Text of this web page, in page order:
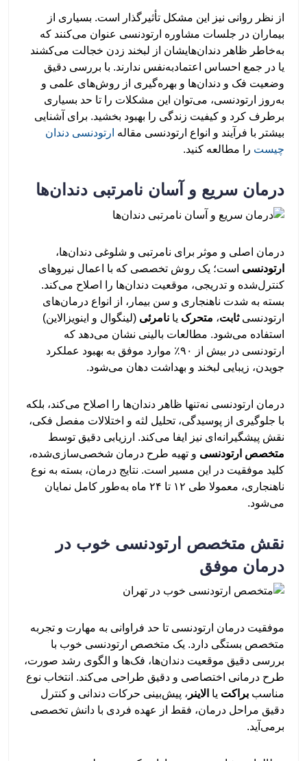
از نظر روانی نیز این مشکل تأثیرگذار است. بسیاری از
بیماران در جلسات مشاوره‌ ارتودنسی عنوان می‌کنند که
به‌خاطر ظاهر دندان‌هایشان از لبخند زدن خجالت می‌کشند
یا در جمع احساس اعتمادبه‌نفس ندارند. با بررسی دقیق
وضعیت فک و دندان‌ها و بهره‌گیری از روش‌های علمی و
به‌روز ارتودنسی، می‌توان این مشکلات را تا حد بسیاری
برطرف کرد و کیفیت زندگی را بهبود بخشید. برای آشنایی
بیشتر با فرآیند و انواع ارتودنسی مقاله ارتودنسی دندان
چیست را مطالعه کنید.
درمان سریع و آسان نامرتبی دندان‌ها
درمان اصلی و موثر برای نامرتبی و شلوغی دندان‌ها،
ارتودنسی است؛ یک روش تخصصی که با اعمال نیروهای
کنترل‌شده و تدریجی، موقعیت دندان‌ها را اصلاح می‌کند.
بسته به شدت ناهنجاری و سن بیمار، از انواع درمان‌های
ارتودنسیثابت، متحرک یا نامرئی (لینگوال و اینویزالاین)
استفاده می‌شود. مطالعات بالینی نشان می‌دهد که
ارتودنسی در بیش از ۹۰٪ موارد موفق به بهبود عملکرد
جویدن، زیبایی لبخند و بهداشت دهان می‌شود.
درمان ارتودنسی نه‌تنها ظاهر دندان‌ها را اصلاح می‌کند، بلکه
با جلوگیری از پوسیدگی، تحلیل لثه و اختلالات مفصل فکی،
نقش پیشگیرانه‌ای نیز ایفا می‌کند. ارزیابی دقیق توسط
متخصص ارتودنسی و تهیه طرح درمان شخصی‌سازی‌شده،
کلید موفقیت در این مسیر است. نتایج درمان، بسته به نوع
ناهنجاری، معمولا طی ۱۲ تا ۲۴ ماه به‌طور کامل نمایان
می‌شود.
نقش متخصص ارتودنسی خوب در
درمان موفق
موفقیت درمان ارتودنسی تا حد فراوانی به مهارت و تجربه‌
متخصص بستگی دارد. یک متخصص ارتودنسی خوب با
بررسی دقیق موقعیت دندان‌ها، فک‌ها و الگوی رشد صورت،
طرح درمانی اختصاصی و دقیق طراحی می‌کند. انتخاب نوع
مناسب براکت یا الاینر ، پیش‌بینی حرکات دندانی و کنترل
دقیق مراحل درمان، فقط از عهده‌ فردی با دانش تخصصی
برمی‌آید.